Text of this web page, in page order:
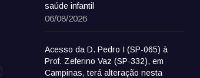
saúde infantil
06/08/2026
Acesso da D. Pedro I (SP-065) à
Prof. Zeferino Vaz (SP-332), em
Campinas, terá alteração nesta